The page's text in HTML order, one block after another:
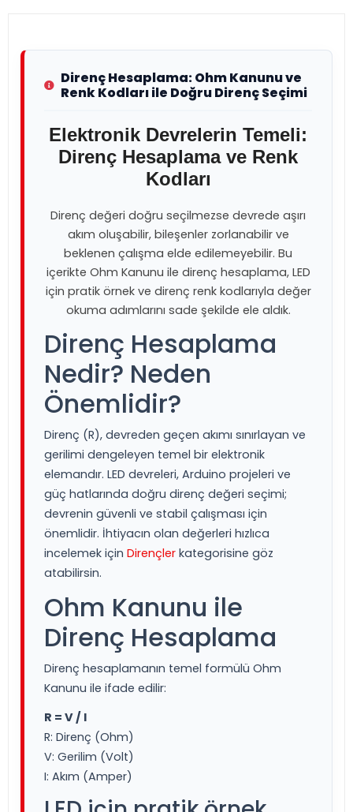
Direnç Hesaplama: Ohm Kanunu ve
Renk Kodları ile Doğru Direnç Seçimi
Elektronik Devrelerin Temeli:
Direnç Hesaplama ve Renk
Kodları
Direnç değeri doğru seçilmezse devrede aşırı
akım oluşabilir, bileşenler zorlanabilir ve
beklenen çalışma elde edilemeyebilir. Bu
içerikte Ohm Kanunu ile direnç hesaplama, LED
için pratik örnek ve direnç renk kodlarıyla değer
okuma adımlarını sade şekilde ele aldık.
Direnç Hesaplama
Nedir? Neden
Önemlidir?
Direnç (R), devreden geçen akımı sınırlayan ve
gerilimi dengeleyen temel bir elektronik
elemandır. LED devreleri, Arduino projeleri ve
güç hatlarında doğru direnç değeri seçimi;
devrenin güvenli ve stabil çalışması için
önemlidir. İhtiyacın olan değerleri hızlıca
incelemek için Dirençler kategorisine göz
atabilirsin.
Ohm Kanunu ile
Direnç Hesaplama
Direnç hesaplamanın temel formülü Ohm
Kanunu ile ifade edilir:
R = V / I
R: Direnç (Ohm)
V: Gerilim (Volt)
I: Akım (Amper)